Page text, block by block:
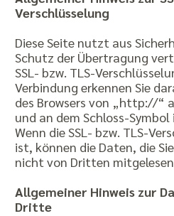
Verschlüsselung
Diese Seite nutzt aus
Schutz der Übertragung
SSL- bzw. TLS-
Verbindung erkennen Sie
des Browsers von „http://
und an dem Schloss-Symbol
Wenn die SSL- bzw. TLS-
ist, können die Daten, die
nicht von Dritten
Allgemeiner Hinweis zur
Dritte